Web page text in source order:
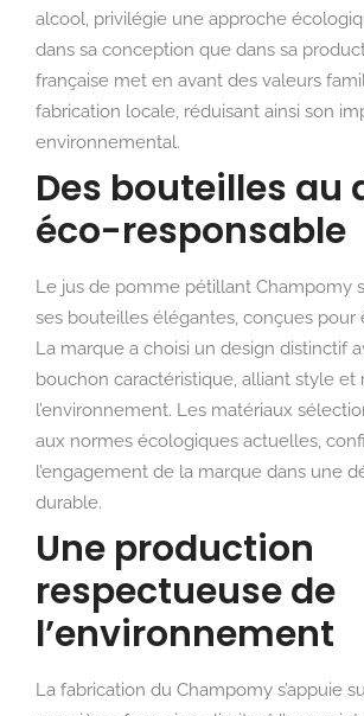
alcool, privilégie une approche
dans sa conception que dans sa
française met en avant des valeurs
fabrication locale, réduisant ainsi son
environnemental.
Des bouteilles au
éco-responsable
Le jus de pomme pétillant Champomy
ses bouteilles élégantes, conçues pour
La marque a choisi un design distinctif
bouchon caractéristique, alliant style et
l’environnement. Les matériaux
aux normes écologiques actuelles,
l’engagement de la marque dans une
durable.
Une production
respectueuse de
l’environnement
La fabrication du Champomy s’appuie